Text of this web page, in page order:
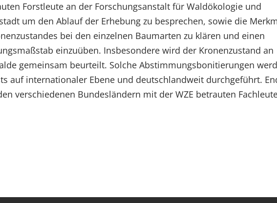
Forstleute an der Forschungsanstalt für Waldökologie und
um den Ablauf der Erhebung zu besprechen, sowie die
bei den einzelnen Baumarten zu klären und einen
einzuüben. Insbesondere wird der Kronenzustand an
gemeinsam beurteilt. Solche Abstimmungsbonitierungen
auf internationaler Ebene und deutschlandweit durchgeführt.
verschiedenen Bundesländern mit der WZE betrauten